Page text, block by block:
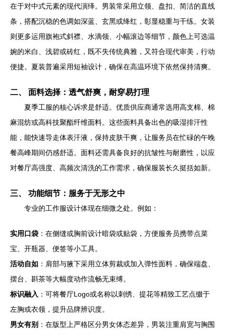
在于对中式元素的现代演绎。男装常采用立领、盘扣、简洁的直线
条，搭配沉稳的色调如深蓝、玄黑或绛红，彰显稳重与干练。女装
则更多运用旗袍式斜襟、水滴领、小幅滚边等细节，颜色上可选温
婉的米白、浅碧或砖红，既不失传统典雅，又符合现代审美，行动
便捷。夏装普遍采用短袖设计，确保在高温环境下依然保持清爽。
二、 面料选择：透气舒爽，耐穿易打理
夏季工服的核心诉求是舒适。优质供应商通常选用高支棉、棉
麻混纺或高科技聚酯纤维面料。这些面料具备出色的吸湿排汗性
能，能快速导走体表汗液，保持皮肤干爽，让服务员在忙碌的午晚
餐高峰期间仍感舒适。面料还需具备良好的抗皱性与耐磨性，以应
对餐厅高强度、高频次清洗的工作需求，确保服装长久挺括如新。
三、 功能细节：服务于无形之中
专业的工作服设计体现在细微之处。例如：
实用口袋 ：在侧缝或胸前设计暗袋或贴袋，方便服务员携带点菜
宝、开瓶器、便签等小工具。
活动自如 ：肩部与腋下采用立体剪裁或加入弹性面料，确保端盘、
摆台、斟茶等大幅度动作流畅无束缚。
标识融入 ：可将餐厅Logo或名称以刺绣、提花等精致工艺点缀于
左胸或衣领，提升品牌辨识度。
男女有别 ：在版型上严格区分男女体态差异，男装注重肩宽与胸围